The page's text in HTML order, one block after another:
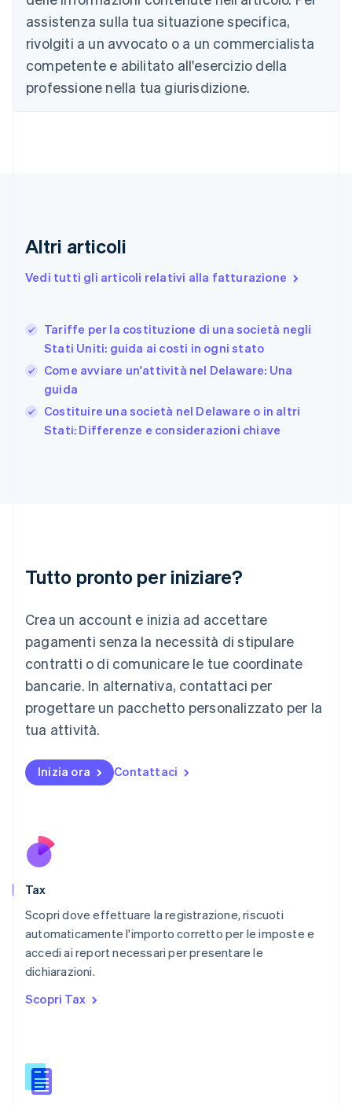
assistenza sulla tua situazione specifica,
rivolgiti a un avvocato o a un commercialista
competente e abilitato all'esercizio della
professione nella tua giurisdizione.
Altri articoli
Vedi tutti gli articoli relativi alla fatturazione
Tariffe per la costituzione di una società negli
Stati Uniti: guida ai costi in ogni stato
Come avviare un'attività nel Delaware: Una
guida
Costituire una società nel Delaware o in altri
Stati: Differenze e considerazioni chiave
Tutto pronto per iniziare?
Crea un account e inizia ad accettare
pagamenti senza la necessità di stipulare
contratti o di comunicare le tue coordinate
bancarie. In alternativa, contattaci per
progettare un pacchetto personalizzato per la
tua attività.
Inizia ora Contattaci
Tax
Scopri dove effettuare la registrazione, riscuoti
automaticamente l'importo corretto per le imposte e
accedi ai report necessari per presentare le
dichiarazioni.
Scopri Tax
PortuguêsEnglish
English
Canada
English
Cina continentale
简体中文English
English
Estonia
Francia
English
Germania
DeutschEnglish
Giappone
Gibilterra
English
Lettonia
English
DeutschEnglish
Lituania
Français DeutschEnglish
Malaysia
English 简体中文
Malta
Messico
EspañolEnglish
English
Paesi Bassi
English
Portogallo
RAS di Hong Kong, Cina
English简体中文
Regno Unito
English
English
Singapore